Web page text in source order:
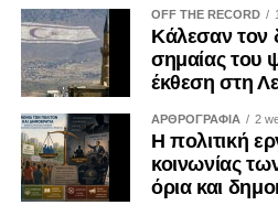
προσωπική επιλογή. Είναι μια
οικονομικές και εθνικές
να αντιμετωπίζεται από όλους
της αρμόζει.
Η ιστορία διδάσκει ότι τα
κοινωνίες συνηθίζουν να τα
έχει την πολυτέλεια ούτε της
OFF THE RECORD
Κάλεσαν τον
σημαίας του
έκθεση στη
ΑΡΘΡΟΓΡΑΦΙΑ 2
Η πολιτική
κοινωνίας
όρια και